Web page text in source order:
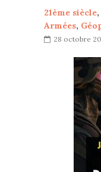
21ème siècle,
Armées,
28 octobre